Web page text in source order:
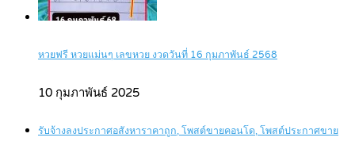
หวยฟรี หวยแม่นๆ เลขหวย งวดวันที่ 16 กุมภาพันธ์ 2568
10 กุมภาพันธ์ 2025
รับจ้างลงประกาศอสังหาราคาถูก, โพสต์ขายคอนโด, โพสต์ประกาศขาย